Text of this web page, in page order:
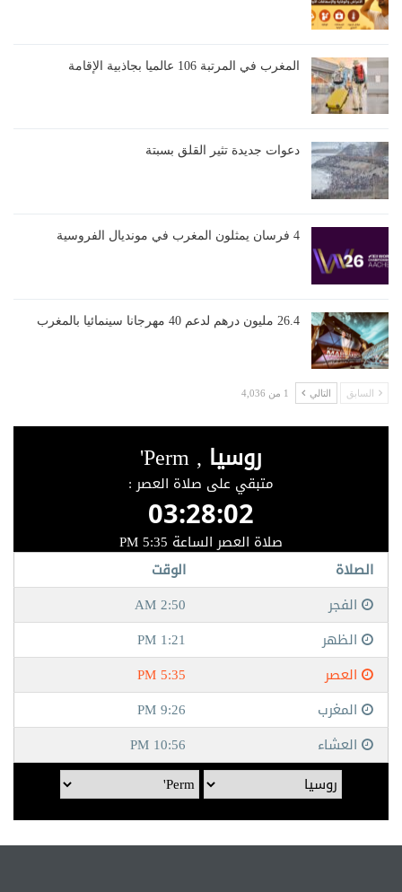
المغرب في المرتبة 106 عالميا بجاذبية الإقامة
دعوات جديدة تثير القلق بسبتة
4 فرسان يمثلون المغرب في مونديال الفروسية
26.4 مليون درهم لدعم 40 مهرجانا سينمائيا بالمغرب
السابق التالي 1 من 4,036